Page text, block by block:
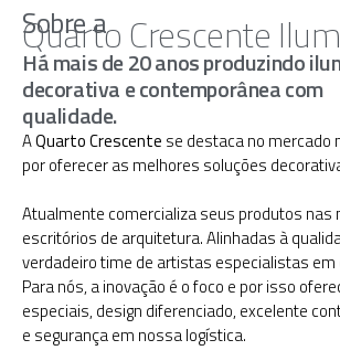
Sobre a
Quarto Crescente
Há mais de 20 anos produzindo
decorativa e contemporânea com
qualidade.
AQuarto Crescente se destaca no mercado
por oferecer as melhores soluções
Atualmente comercializa seus produtos nas
escritórios de arquitetura. Alinhadas à
verdadeiro time de artistas especialistas em
Para nós, a inovação é o foco e por isso
especiais, design diferenciado, excelente
e segurança em nossa logística.